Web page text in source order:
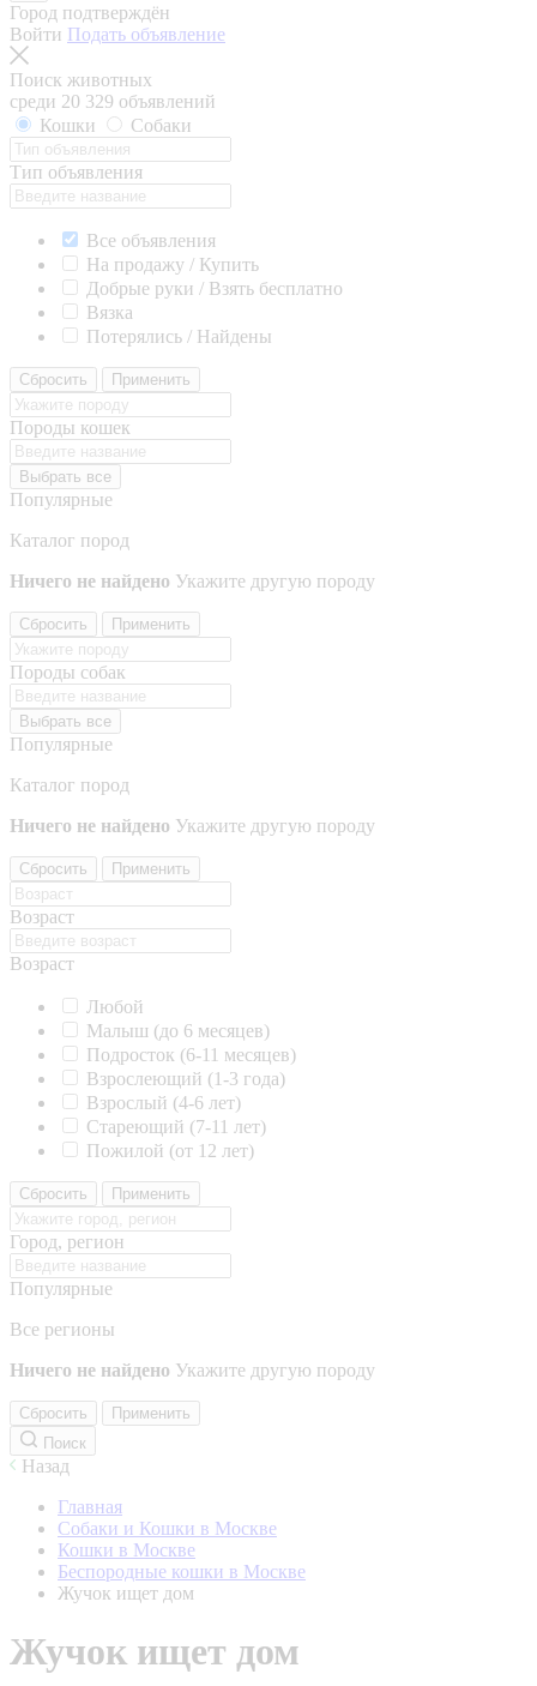
Город подтверждён
Войти Подать объявление
Поиск животных
среди 20 329 объявлений
Кошки
Собаки
Тип объявления
Все объявления
На продажу / Купить
Добрые руки / Взять бесплатно
Вязка
Потерялись / Найдены
Сбросить Применить
Породы кошек
Выбрать все
Популярные
Каталог пород
Ничего не найдено Укажите другую породу
Сбросить Применить
Породы собак
Выбрать все
Популярные
Каталог пород
Ничего не найдено Укажите другую породу
Сбросить Применить
Возраст
Возраст
Любой
Малыш (до 6 месяцев)
Подросток (6-11 месяцев)
Взрослеющий (1-3 года)
Взрослый (4-6 лет)
Стареющий (7-11 лет)
Пожилой (от 12 лет)
Сбросить Применить
Город, регион
Популярные
Все регионы
Ничего не найдено Укажите другую породу
Сбросить
Применить
Поиск
Назад
Главная
Собаки и Кошки в Москве
Кошки в Москве
Беспородные кошки в Москве
Жучок ищет дом
Жучок ищет дом